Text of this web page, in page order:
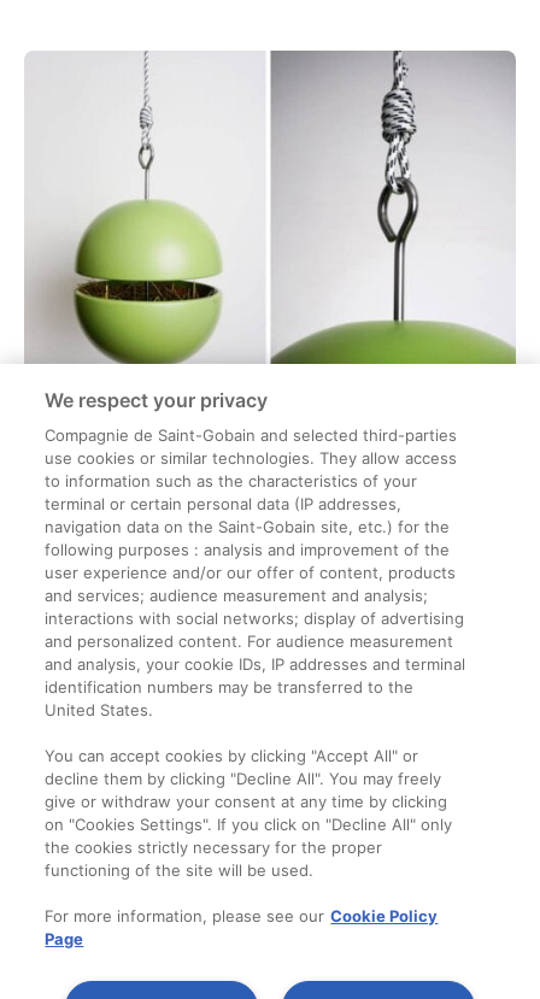
Informații legale
Termeni și condiții
Companie
Despre noi
Contact
We respect your privacy
Compagnie de Saint-Gobain and selected third-parties
use cookies or similar technologies. They allow access
to information such as the characteristics of your
terminal or certain personal data (IP addresses,
navigation data on the Saint-Gobain site, etc.) for the
following purposes : analysis and improvement of the
user experience and/or our offer of content, products
and services; audience measurement and analysis;
interactions with social networks; display of advertising
and personalized content. For audience measurement
and analysis, your cookie IDs, IP addresses and terminal
identification numbers may be transferred to the
United States.
You can accept cookies by clicking "Accept All" or
decline them by clicking "Decline All". You may freely
give or withdraw your consent at any time by clicking
on "Cookies Settings". If you click on "Decline All" only
the cookies strictly necessary for the proper
functioning of the site will be used.
For more information, please see our Cookie Policy
Page